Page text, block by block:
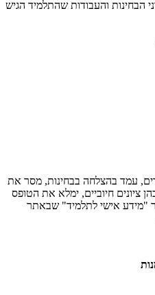
הבחינות והעבודות שהתלמיד הגיש
עמד בהצלחה בבחינות, מסר את
ציונים חיוביים, ימלא את הטופס
"מידע אישי לתלמיד" שבאתר